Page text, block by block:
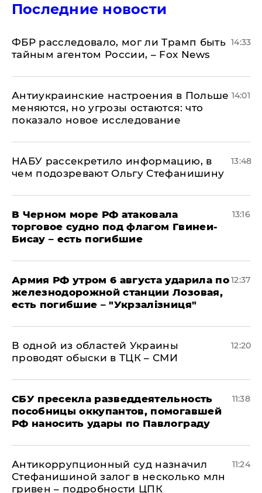
Последние новости
ФБР расследовало, мог ли Трамп быть
тайным агентом России, – Fox News
14:33
Антиукраинские настроения в Польше
меняются, но угрозы остаются: что
показало новое исследование
14:01
НАБУ рассекретило информацию, в
чем подозревают Ольгу Стефанишину
13:48
В Черном море РФ атаковала
торговое судно под флагом Гвинеи-
Бисау – есть погибшие
13:16
Армия РФ утром 6 августа ударила по
железнодорожной станции Лозовая,
есть погибшие – "Укрзалізниця"
12:37
В одной из областей Украины
проводят обыски в ТЦК – СМИ
12:20
СБУ пресекла разведдеятельность
пособницы оккупантов, помогавшей
РФ наносить удары по Павлограду
11:38
Антикоррупционный суд назначил
Стефанишиной залог в несколько млн
гривен – подробности ЦПК
11:24